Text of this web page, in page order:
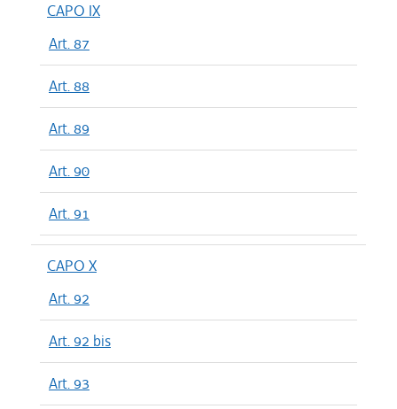
CAPO IX
Art. 87
Art. 88
Art. 89
Art. 90
Art. 91
CAPO X
Art. 92
Art. 92 bis
Art. 93